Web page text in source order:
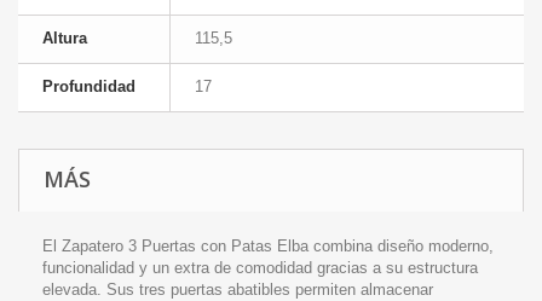
Altura 115,5
Profundidad 17
MÁS
El Zapatero 3 Puertas con Patas Elba combina diseño moderno,
funcionalidad y un extra de comodidad gracias a su estructura
elevada. Sus tres puertas abatibles permiten almacenar